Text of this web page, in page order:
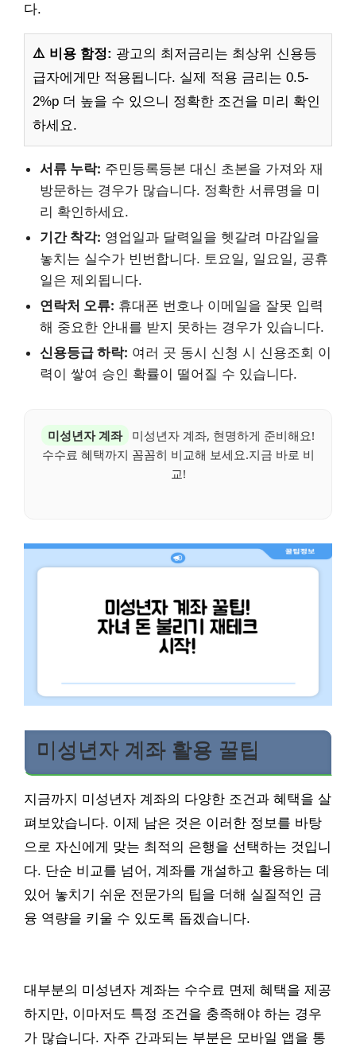
다.
⚠️ 비용 함정: 광고의 최저금리는 최상위 신용등
급자에게만 적용됩니다. 실제 적용 금리는 0.5-
2%p 더 높을 수 있으니 정확한 조건을 미리 확인
하세요.
서류 누락: 주민등록등본 대신 초본을 가져와 재
방문하는 경우가 많습니다. 정확한 서류명을 미
리 확인하세요.
기간 착각: 영업일과 달력일을 헷갈려 마감일을
놓치는 실수가 빈번합니다. 토요일, 일요일, 공휴
일은 제외됩니다.
연락처 오류: 휴대폰 번호나 이메일을 잘못 입력
해 중요한 안내를 받지 못하는 경우가 있습니다.
신용등급 하락: 여러 곳 동시 신청 시 신용조회 이
력이 쌓여 승인 확률이 떨어질 수 있습니다.
미성년자 계좌
미성년자 계좌, 현명하게 준비해요!
수수료 혜택까지 꼼꼼히 비교해 보세요.지금 바로 비
교!
미성년자 계좌 활용 꿀팁
지금까지 미성년자 계좌의 다양한 조건과 혜택을 살
펴보았습니다. 이제 남은 것은 이러한 정보를 바탕
으로 자신에게 맞는 최적의 은행을 선택하는 것입니
다. 단순 비교를 넘어, 계좌를 개설하고 활용하는 데
있어 놓치기 쉬운 전문가의 팁을 더해 실질적인 금
융 역량을 키울 수 있도록 돕겠습니다.
대부분의 미성년자 계좌는 수수료 면제 혜택을 제공
하지만, 이마저도 특정 조건을 충족해야 하는 경우
가 많습니다. 자주 간과되는 부분은 모바일 앱을 통